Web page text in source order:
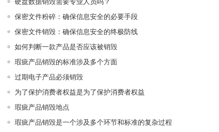
保密文件粉碎：确保信息安全的必要手段
保密文件销毁：确保信息安全的终极防线
如何判断一款产品是否应该被销毁
瑕疵产品销毁的标准涉及多个方面
过期电子产品必须销毁
为了保护消费者权益是为了保护消费者权益
瑕疵产品销毁地点
瑕疵产品销毁是一个涉及多个环节和标准的复杂过程